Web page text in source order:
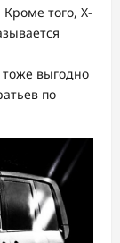
того, Х-
выгодно
по